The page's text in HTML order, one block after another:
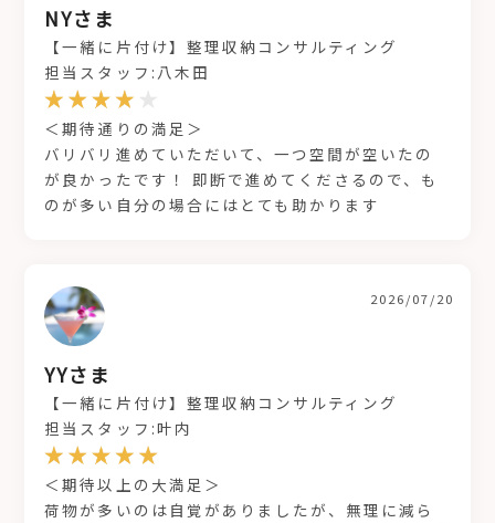
NYさま
【一緒に片付け】整理収納コンサルティング
担当スタッフ:八木田
＜期待通りの満足＞
バリバリ進めていただいて、一つ空間が空いたの
が良かったです！ 即断で進めてくださるので、も
のが多い自分の場合にはとても助かります
YYさま
2026/07/20
【一緒に片付け】整理収納コンサルティング
担当スタッフ:叶内
＜期待以上の大満足＞
荷物が多いのは自覚がありましたが、無理に減ら